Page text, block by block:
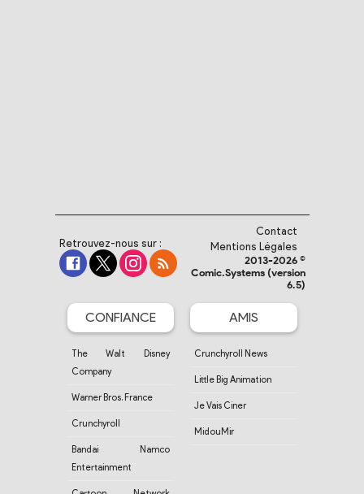
Retrouvez-nous sur :
Contact
Mentions Légales
2013-2026 ©
Comic.Systems (version
6.5)
CONFIANCE
The Walt Disney
Company
Warner Bros. France
Crunchyroll
Bandai Namco
Entertainment
AMIS
Crunchyroll News
Little Big Animation
Je Vais Ciner
MidouMir